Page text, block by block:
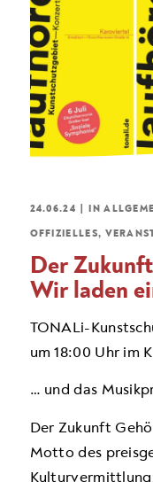
24.06.24 IN
OFFIZIELLES,
Der
Wir laden
TONALi-
um 18:00 Uhr im
… und das
Der Zukunft
Motto des